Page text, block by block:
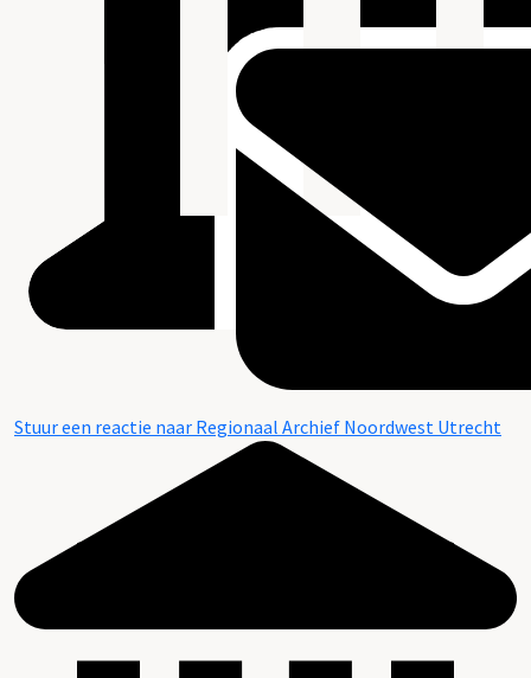
Stuur een reactie naar Regionaal Archief Noordwest Utrecht